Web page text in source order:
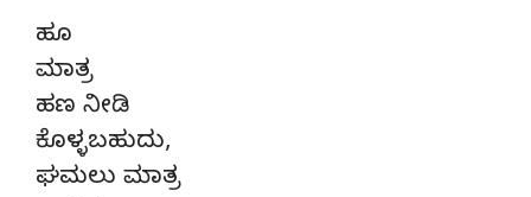
ಹೂ
ಮಾತ್ರ
ಹಣ ನೀಡಿ
ಕೊಳ್ಳಬಹುದು,
ಘಮಲು ಮಾತ್ರ